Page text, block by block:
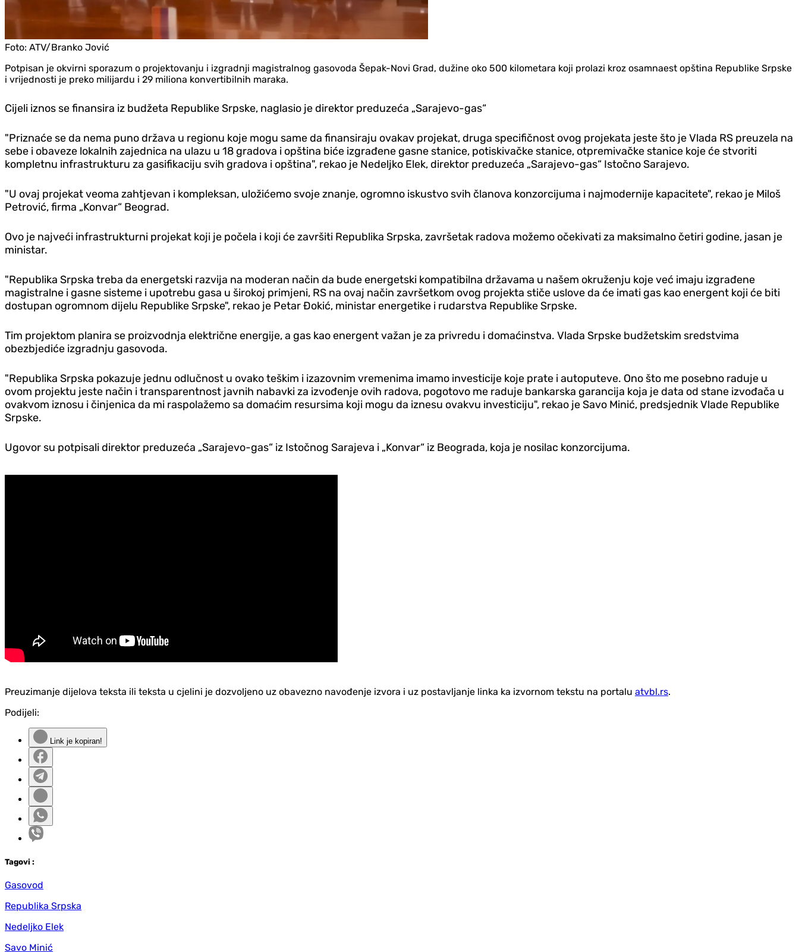
Foto: ATV/Branko Jović
Potpisan je okvirni sporazum o projektovanju i izgradnji magistralnog gasovoda Šepak-Novi Grad, dužine oko 500 kilometara koji prolazi kroz osamnaest opština Republike Srpske
i vrijednosti je preko milijardu i 29 miliona konvertibilnih maraka.
Cijeli iznos se finansira iz budžeta Republike Srpske, naglasio je direktor preduzeća „Sarajevo-gas“
"Priznaće se da nema puno država u regionu koje mogu same da finansiraju ovakav projekat, druga specifičnost ovog projekata jeste što je Vlada RS preuzela na
sebe i obaveze lokalnih zajednica na ulazu u 18 gradova i opština biće izgrađene gasne stanice, potiskivačke stanice, otpremivačke stanice koje će stvoriti
kompletnu infrastrukturu za gasifikaciju svih gradova i opština", rekao je Nedeljko Elek, direktor preduzeća „Sarajevo-gas“ Istočno Sarajevo.
"U ovaj projekat veoma zahtjevan i kompleksan, uložićemo svoje znanje, ogromno iskustvo svih članova konzorcijuma i najmodernije kapacitete", rekao je Miloš
Petrović, firma „Konvar“ Beograd.
Ovo je najveći infrastrukturni projekat koji je počela i koji će završiti Republika Srpska, završetak radova možemo očekivati za maksimalno četiri godine, jasan je
ministar.
"Republika Srpska treba da energetski razvija na moderan način da bude energetski kompatibilna državama u našem okruženju koje već imaju izgrađene
magistralne i gasne sisteme i upotrebu gasa u širokoj primjeni, RS na ovaj način završetkom ovog projekta stiče uslove da će imati gas kao energent koji će biti
dostupan ogromnom dijelu Republike Srpske", rekao je Petar Đokić, ministar energetike i rudarstva Republike Srpske.
Tim projektom planira se proizvodnja električne energije, a gas kao energent važan je za privredu i domaćinstva. Vlada Srpske budžetskim sredstvima
obezbjediće izgradnju gasovoda.
"Republika Srpska pokazuje jednu odlučnost u ovako teškim i izazovnim vremenima imamo investicije koje prate i autoputeve. Ono što me posebno raduje u
ovom projektu jeste način i transparentnost javnih nabavki za izvođenje ovih radova, pogotovo me raduje bankarska garancija koja je data od stane izvođača u
ovakvom iznosu i činjenica da mi raspolažemo sa domaćim resursima koji mogu da iznesu ovakvu investiciju", rekao je Savo Minić, predsjednik Vlade Republike
Srpske.
Ugovor su potpisali direktor preduzeća „Sarajevo-gas“ iz Istočnog Sarajeva i „Konvar“ iz Beograda, koja je nosilac konzorcijuma.
Preuzimanje dijelova teksta ili teksta u cjelini je dozvoljeno uz obavezno navođenje izvora i uz postavljanje linka ka izvornom tekstu na portalu atvbl.rs.
Podijeli:
Link je kopiran!
Tagovi :
Gasovod
Republika Srpska
Nedeljko Elek
Savo Minić